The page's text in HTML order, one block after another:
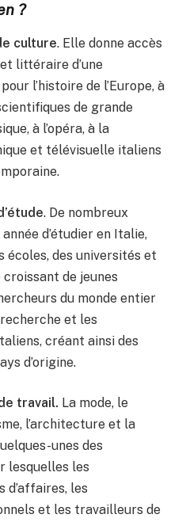
?
culture. Elle donne accès
littéraire d’une
l’histoire de l’Europe, à
de grande
à l’opéra, à la
et télévisuelle italiens
. De nombreux
d’étudier en Italie,
écoles, des universités et
croissant de jeunes
du monde entier
et les
créant ainsi des
d’origine.
travail. La mode, le
l’architecture et la
unes des
lesquelles les
d’affaires, les
et les travailleurs de